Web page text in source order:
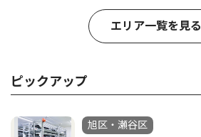
エリア一覧を見る
ピックアップ
旭区・瀬谷区